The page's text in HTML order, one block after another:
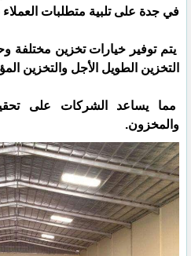
في جدة على تلبية متطلبات
يتم توفير خيارات تخزين مختلفة
التخزين الطويل الأجل والتخزين
مما يساعد الشركات على
والمخزون.